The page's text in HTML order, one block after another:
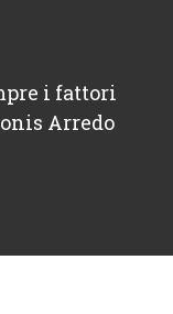
i fattori
Arredo